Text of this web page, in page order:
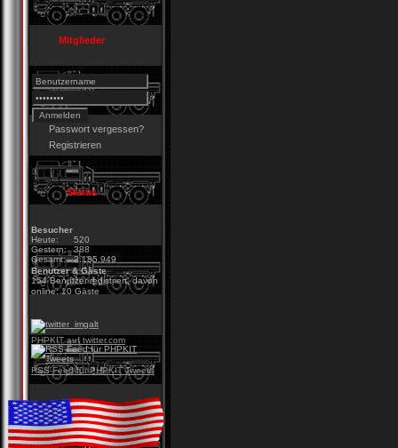
Mitglieder
Passwort vergessen?
Registrieren
Status
Besucher
Heute:
520
Gestern:
388
Gesamt:
2.185.949
Benutzer & Gäste
154 Benutzer registriert, davon
online: 10 Gäste
PHPKIT auf twitter.com
RSS-Feed für PHPKIT Tweets